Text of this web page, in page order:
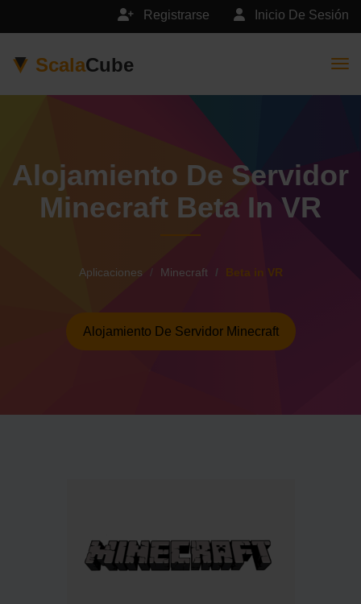
Inicio De Sesión
Registrarse
ScalaCube
Alojamiento De Servidor
Minecraft Beta In VR
Aplicaciones Minecraft Beta in VR
Alojamiento De Servidor Minecraft